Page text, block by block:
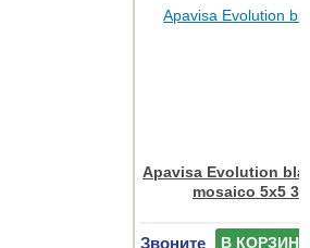
Apavisa Evolution
mosaico 5x5
Звоните В КОРЗИНУ